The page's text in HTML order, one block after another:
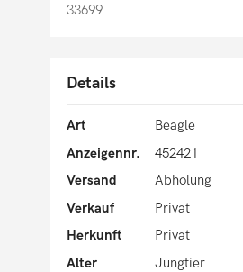
33699
Details
Art
Beagle
Anzeigennr.
452421
Versand
Abholung
Verkauf
Privat
Herkunft
Privat
Alter
Jungtier